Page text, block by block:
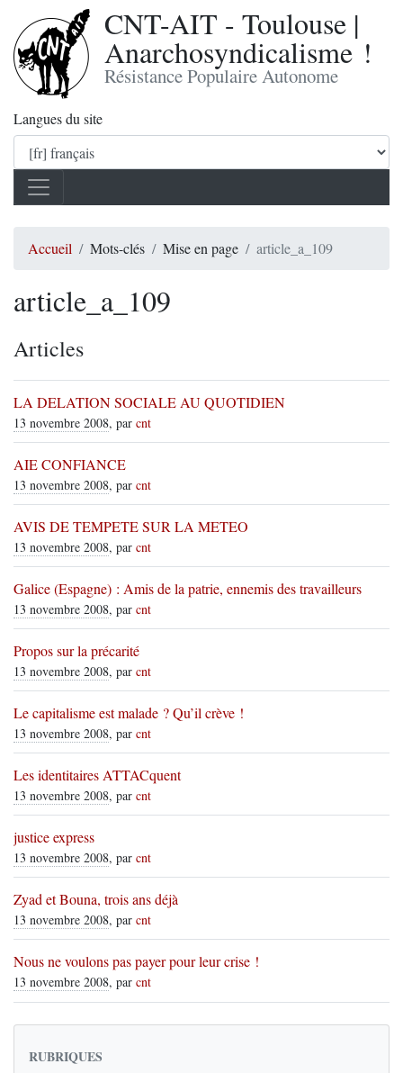
CNT-AIT - Toulouse |
Anarchosyndicalisme !
Résistance Populaire Autonome
Langues du site
Accueil Mots-clés Mise en page article_a_109
article_a_109
Articles
LA DELATION SOCIALE AU QUOTIDIEN
13 novembre 2008, par cnt
AIE CONFIANCE
13 novembre 2008, par cnt
AVIS DE TEMPETE SUR LA METEO
13 novembre 2008, par cnt
Galice (Espagne) : Amis de la patrie, ennemis des travailleurs
13 novembre 2008, par cnt
Propos sur la précarité
13 novembre 2008, par cnt
Le capitalisme est malade ? Qu’il crève !
13 novembre 2008, par cnt
Les identitaires ATTACquent
13 novembre 2008, par cnt
justice express
13 novembre 2008, par cnt
Zyad et Bouna, trois ans déjà
13 novembre 2008, par cnt
Nous ne voulons pas payer pour leur crise !
13 novembre 2008, par cnt
RUBRIQUES